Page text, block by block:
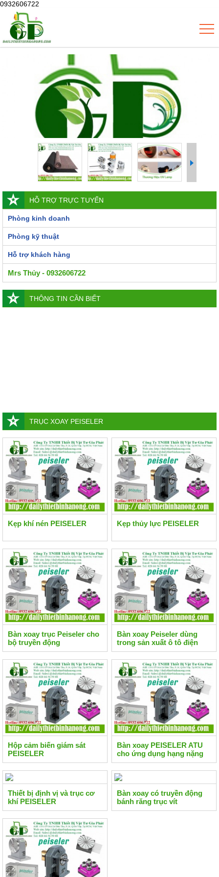
0932606722
HỖ TRỢ TRỰC TUYẾN
Phòng kinh doanh
Phòng kỹ thuật
Hỗ trợ khách hàng
Mrs Thủy - 0932606722
THÔNG TIN CẦN BIẾT
TRỤC XOAY PEISELER
Kẹp khí nén PEISELER Kẹp thủy lực PEISELER
Bàn xoay trục Peiseler cho
bộ truyền động
Bàn xoay Peiseler dùng
trong sản xuất ô tô điện
Hộp cảm biến giám sát
PEISELER
Bàn xoay PEISELER ATU
cho ứng dụng hạng nặng
Thiết bị định vị và trục cơ
khí PEISELER
Bàn xoay có truyền động
bánh răng trục vít
PEISELER